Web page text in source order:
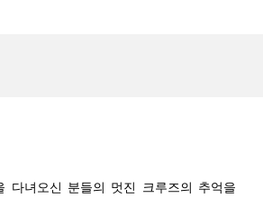
다녀오신 분들의 멋진 크루즈의 추억을